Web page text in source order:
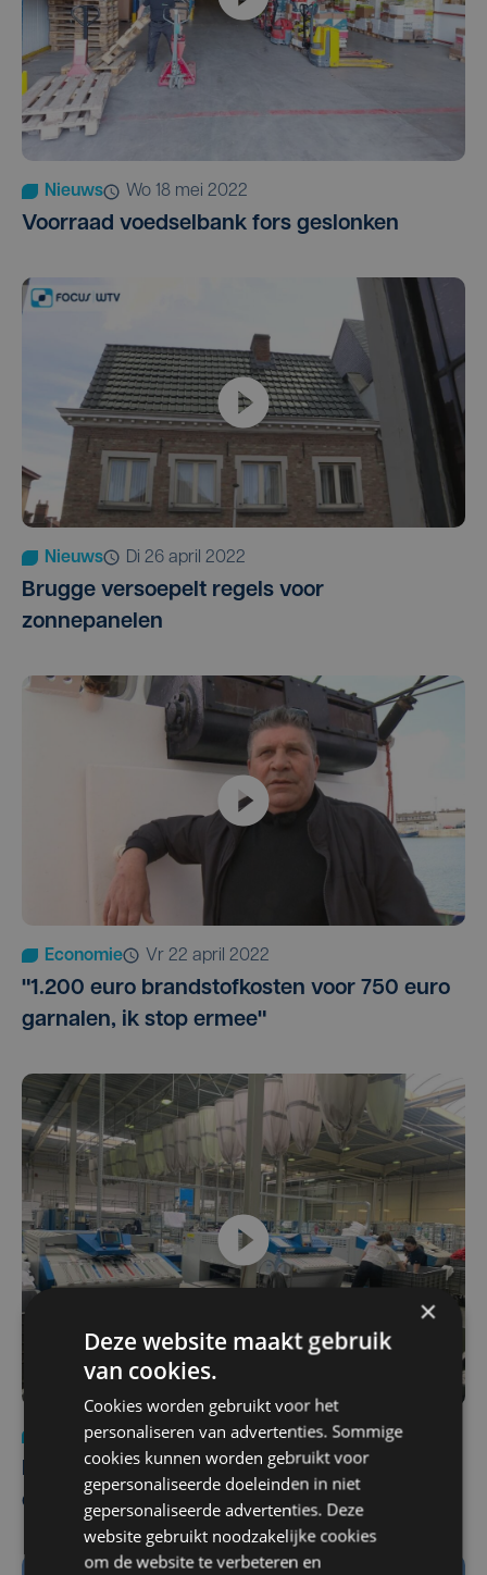
Nieuws wo 18 mei 2022
Voorraad voedselbank fors geslonken
Nieuws di 26 april 2022
Brugge versoepelt regels voor
zonnepanelen
Economie vr 22 april 2022
"1.200 euro brandstofkosten voor 750 euro
garnalen, ik stop ermee"
Economie di 5 april 2022
Bij veel wasserijen staat het water tot aan
de lippen
×
Deze website maakt gebruik
van cookies.
Cookies worden gebruikt voor het
personaliseren van advertenties. Sommige
cookies kunnen worden gebruikt voor
gepersonaliseerde doeleinden in niet
gepersonaliseerde advertenties. Deze
website gebruikt noodzakelijke cookies
om de website te verbeteren en